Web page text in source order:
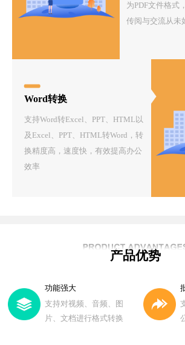
为PDF文件格式
传阅与交流从未
Word转换
支持Word转Excel、PPT、HTML以
及Excel、PPT、HTML转Word，转
换精度高，速度快，有效提高办公
效率
产品优势
功能强大
支持对视频、音频、图
片、文档进行格式转换